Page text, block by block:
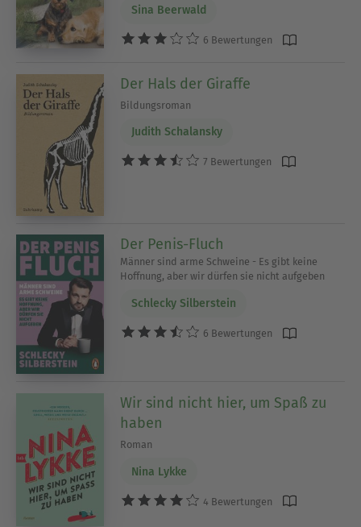
Sina Beerwald
6 Bewertungen
Der Hals der Giraffe
Bildungsroman
Judith Schalansky
7 Bewertungen
Der Penis-Fluch
Männer sind arme Schweine - Es gibt keine
Hoffnung, aber wir dürfen sie nicht aufgeben
Schlecky Silberstein
6 Bewertungen
Wir sind nicht hier, um Spaß zu
haben
Roman
Nina Lykke
4 Bewertungen